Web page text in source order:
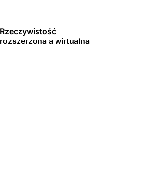
Rzeczywistość
rozszerzona a wirtualna